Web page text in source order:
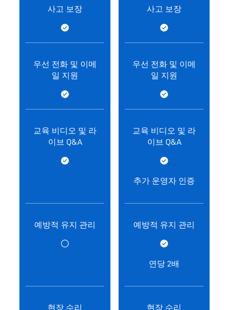
사고 보장
우선 전화 및 이메
일 지원
교육 비디오 및 라
이브 Q&A
예방적 유지 관리
현장 수리
사고 보장
우선 전화 및 이메
일 지원
교육 비디오 및 라
이브 Q&A
추가 운영자 인증
예방적 유지 관리
연당 2배
현장 수리